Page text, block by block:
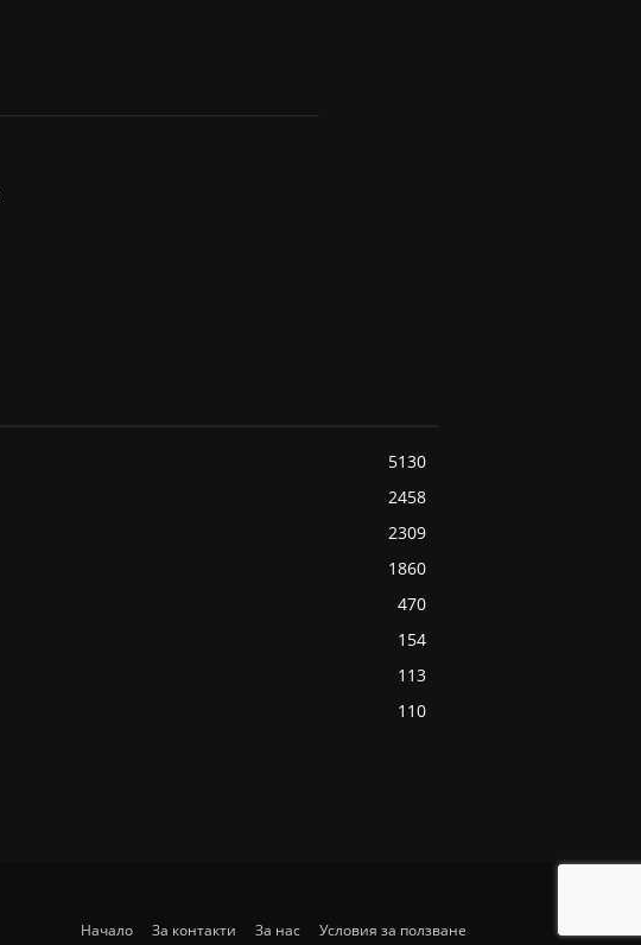
5130
2458
2309
1860
470
154
113
110
Начало За контакти За нас Условия за ползване